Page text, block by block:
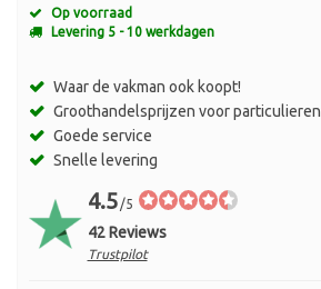
Op voorraad
Levering 5 - 10 werkdagen
Waar de vakman ook koopt!
Groothandelsprijzen voor particulieren
Goede service
Snelle levering
4.5/5
42 Reviews
Trustpilot